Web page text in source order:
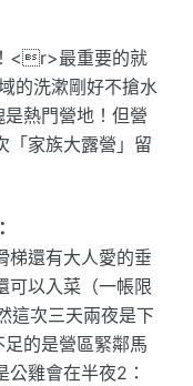
<r>最重要的就
的洗漱剛好不搶水
熱門營地！但營
「家族大露營」留
梯還有大人愛的垂
可以入菜（一帳限
這次三天兩夜是下
的是營區緊鄰馬
雞會在半夜2：